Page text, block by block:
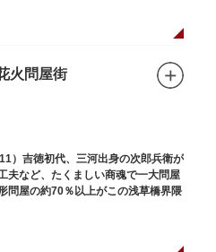
火問屋街
）吉徳初代、三河出身の次郎兵衛が
夫など、たくましい商魂で一大問屋
問屋の約70％以上がこの浅草橋界隈